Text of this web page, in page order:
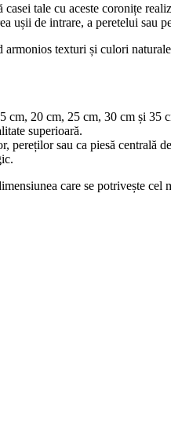
casei tale cu aceste coronițe
ușii de intrare, a peretelui sau
armonios texturi și culori
cm, 20 cm, 25 cm, 30 cm și 35
superioară.
pereților sau ca piesă centrală
care se potrivește